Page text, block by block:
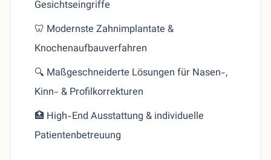
Gesichtseingriffe
🦷 Modernste Zahnimplantate &
Knochenaufbauverfahren
🔍 Maßgeschneiderte Lösungen für Nasen-,
Kinn- & Profilkorrekturen
🏥 High-End Ausstattung & individuelle
Patientenbetreuung